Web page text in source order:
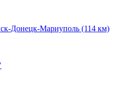
Донецк-Мариуполь (114 км)